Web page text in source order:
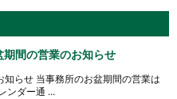
期間の営業のお知らせ
知らせ 当事務所のお盆期間の営業は
ンダー通 ...